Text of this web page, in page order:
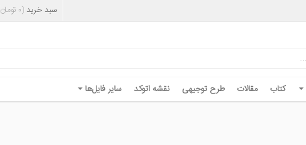
سبد خرید (۰ تومان
کتاب مقالات طرح توجیهی نقشه اتوکد سایر فایل‌ها